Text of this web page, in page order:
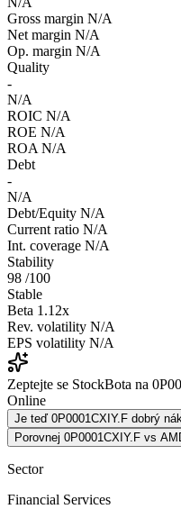
Gross margin N/A
Net margin N/A
Op. margin N/A
Quality
-
N/A
ROIC N/A
ROE N/A
ROA N/A
Debt
-
N/A
Debt/Equity N/A
Current ratio N/A
Int. coverage N/A
Stability
98 /100
Stable
Beta 1.12x
Rev. volatility N/A
EPS volatility N/A
Zeptejte se StockBota na
Online
Je teď 0P0001CXIY.F dobrý
Porovnej 0P0001CXIY.F vs
Sector
Financial Services